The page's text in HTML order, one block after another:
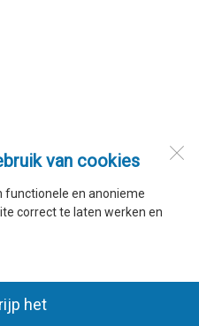
van cookies
functionele en anonieme
correct te laten werken en
het